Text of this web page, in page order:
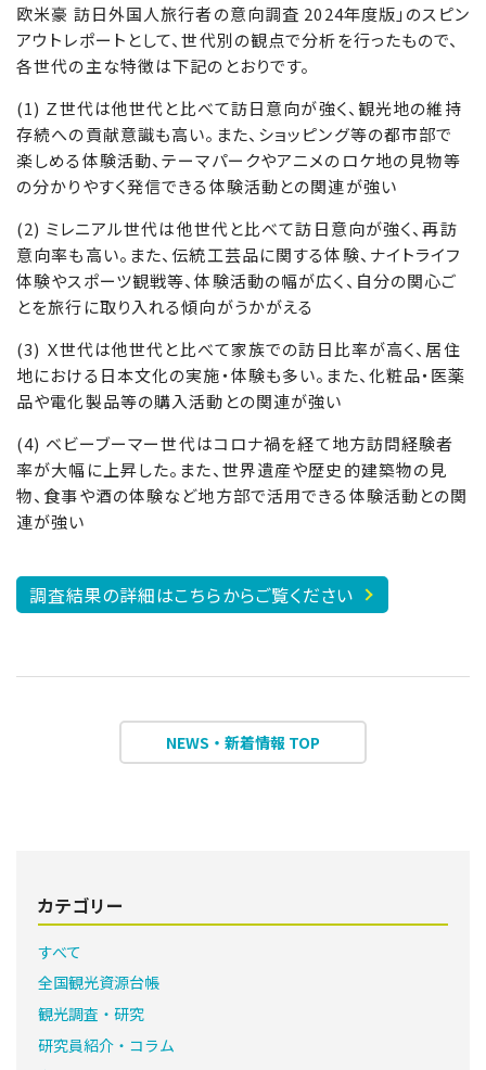
欧米豪 訪日外国人旅行者の意向調査 2024年度版」のスピン
アウトレポートとして、世代別の観点で分析を行ったもので、
各世代の主な特徴は下記のとおりです。
(1) Ｚ世代は他世代と比べて訪日意向が強く、観光地の維持
存続への貢献意識も高い。また、ショッピング等の都市部で
楽しめる体験活動、テーマパークやアニメのロケ地の見物等
の分かりやすく発信できる体験活動との関連が強い
(2) ミレニアル世代は他世代と比べて訪日意向が強く、再訪
意向率も高い。また、伝統工芸品に関する体験、ナイトライフ
体験やスポーツ観戦等、体験活動の幅が広く、自分の関心ご
とを旅行に取り入れる傾向がうかがえる
(3) Ｘ世代は他世代と比べて家族での訪日比率が高く、居住
地における日本文化の実施・体験も多い。また、化粧品・医薬
品や電化製品等の購入活動との関連が強い
(4) ベビーブーマー世代はコロナ禍を経て地方訪問経験者
率が大幅に上昇した。また、世界遺産や歴史的建築物の見
物、食事や酒の体験など地方部で活用できる体験活動との関
連が強い
調査結果の詳細はこちらからご覧ください
NEWS・新着情報 TOP
カテゴリー
すべて
全国観光資源台帳
観光調査・研究
研究員紹介・コラム